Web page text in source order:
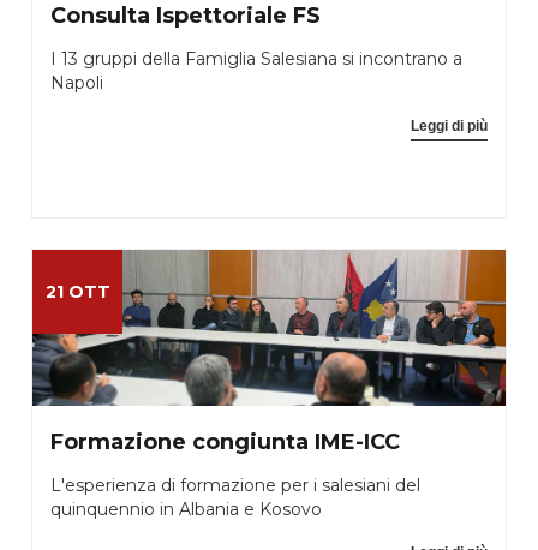
Consulta Ispettoriale FS
I 13 gruppi della Famiglia Salesiana si incontrano a
Napoli
Leggi di più
21 OTT
Formazione congiunta IME-ICC
L'esperienza di formazione per i salesiani del
quinquennio in Albania e Kosovo